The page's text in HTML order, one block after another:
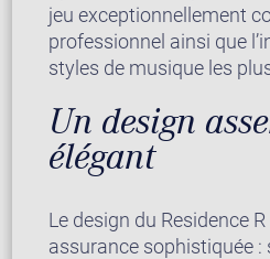
jeu exceptionnellement
professionnel ainsi que
styles de musique les
Un design
élégant
Le design du Residence
assurance sophistiquée :